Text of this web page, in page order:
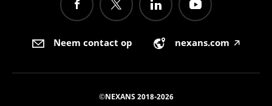
Neem contact op nexans.com 🡥
©NEXANS 2018-2026